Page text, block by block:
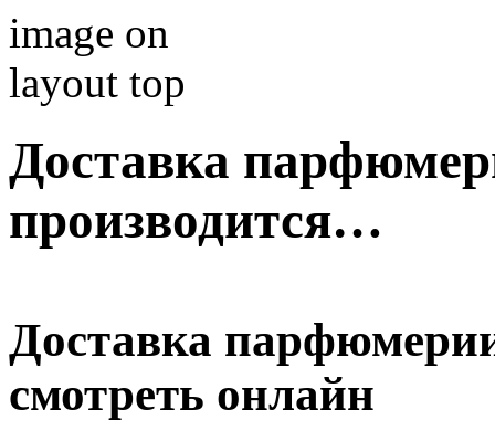
Доставка
производится…
Доставка
смотреть онлайн